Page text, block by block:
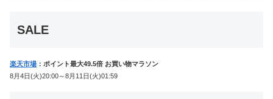
SALE
楽天市場 ：ポイント最大49.5倍 お買い物マラソン
8月4日(火)20:00～8月11日(火)01:59